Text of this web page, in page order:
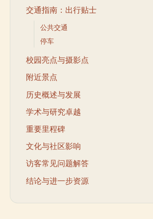
交通指南：出行贴士
公共交通
停车
校园亮点与摄影点
附近景点
历史概述与发展
学术与研究卓越
重要里程碑
文化与社区影响
访客常见问题解答
结论与进一步资源